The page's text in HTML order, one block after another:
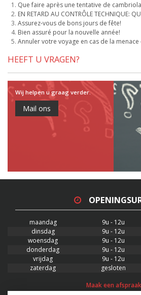
Que faire après une tentative de
EN RETARD AU CONTRÔLE TECHNIQUE:
Assurez-vous de bons jours de fête!
Bien assuré pour la nouvelle année!
Annuler votre voyage en cas de la
HEEFT U VRAGEN?
Wij helpen u graag verder.
Mail ons
maandag 9u - 12u
dinsdag
9u - 12u
woensdag
9u - 12u
donderdag
9u - 12u
vrijdag
9u - 12u
zaterdag
gesloten
Maak een afspraak